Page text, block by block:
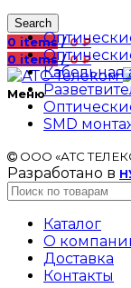
Search
0 items / 0₽
0 items / 0₽
Меню
Кабельная
SMD
ООО «АТС
Разработано в
Каталог
О
Доставка
Контакты